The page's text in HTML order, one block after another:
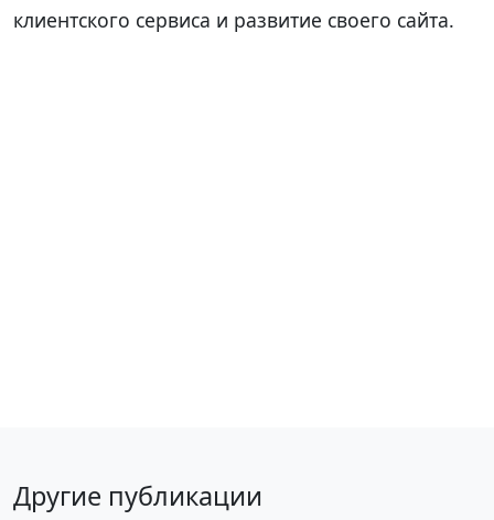
клиентского сервиса и развитие своего сайта.
Другие публикации